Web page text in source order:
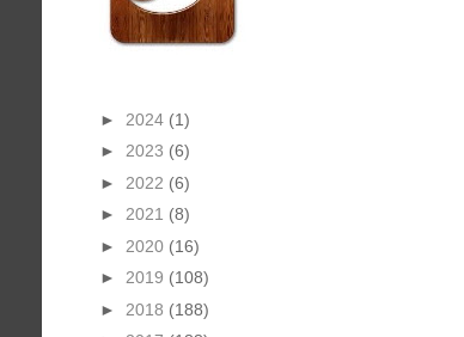
► 2024 (1)
► 2023 (6)
► 2022 (6)
► 2021 (8)
► 2020 (16)
► 2019 (108)
► 2018 (188)